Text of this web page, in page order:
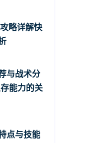
略详解快
与战术分
能力的关
点与技能